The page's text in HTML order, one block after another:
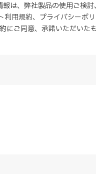
は、弊社製品の使用ご検討
利用規約、 プライバシーポ
にご同意、 承諾いただいた